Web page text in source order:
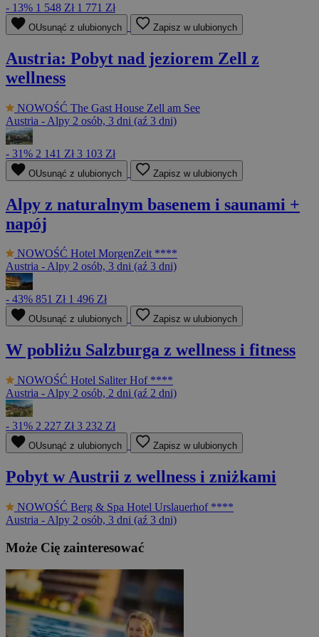
- 13% 1 548 Zł 1 771 Zł
OUsunąć z ulubionych Zapisz w ulubionych
Austria: Pobyt nad jeziorem Zell z
wellness
NOWOŚĆ The Gast House Zell am See
Austria - Alpy 2 osób, 3 dni (aź 3 dni)
- 31% 2 141 Zł3 103 Zł
OUsunąć z ulubionych Zapisz w ulubionych
Alpy z naturalnym basenem i saunami +
napój
NOWOŚĆ Hotel MorgenZeit ****
Austria - Alpy 2 osób, 3 dni (aź 3 dni)
- 43% 851 Zł 1 496 Zł
OUsunąć z ulubionych Zapisz w ulubionych
W pobliżu Salzburga z wellness i fitness
NOWOŚĆ Hotel Saliter Hof ****
Austria - Alpy 2 osób, 2 dni (aź 2 dni)
- 31% 2 227 Zł3 232 Zł
OUsunąć z ulubionych Zapisz w ulubionych
Pobyt w Austrii z wellness i zniżkami
NOWOŚĆ Berg & Spa Hotel Urslauerhof ****
Austria - Alpy 2 osób, 3 dni (aź 3 dni)
Może Cię zainteresować